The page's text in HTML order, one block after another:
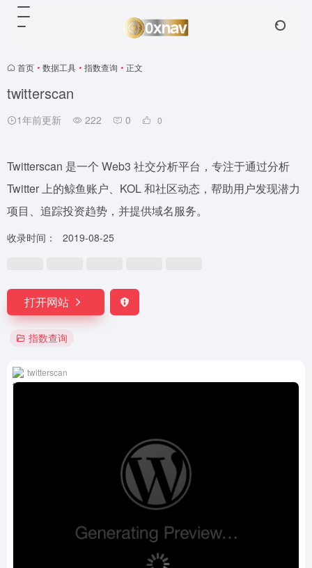
首页 • 数据工具 • 指数查询 • 正文
twitterscan
1年前更新 222 0 0
Twitterscan 是一个 Web3 社交分析平台，专注于通过分析
Twitter 上的鲸鱼账户、KOL 和社区动态，帮助用户发现潜力
项目、追踪投资趋势，并提供域名服务。
收录时间： 2019-08-25
打开网站
指数查询
twitterscan